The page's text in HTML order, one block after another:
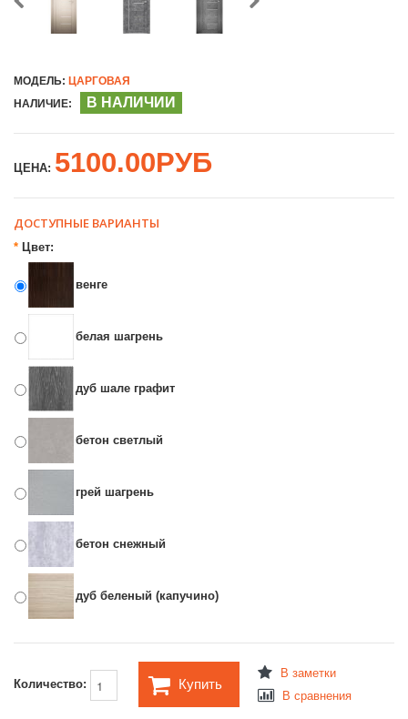
МОДЕЛЬ: ЦАРГОВАЯ
НАЛИЧИЕ:
В НАЛИЧИИ
ЦЕНА: 5100.00РУБ
ДОСТУПНЫЕ ВАРИАНТЫ
* Цвет:
венге
белая шагрень
дуб шале графит
бетон светлый
грей шагрень
бетон снежный
дуб беленый (капучино)
Количество: Купить
В заметки
В сравнения